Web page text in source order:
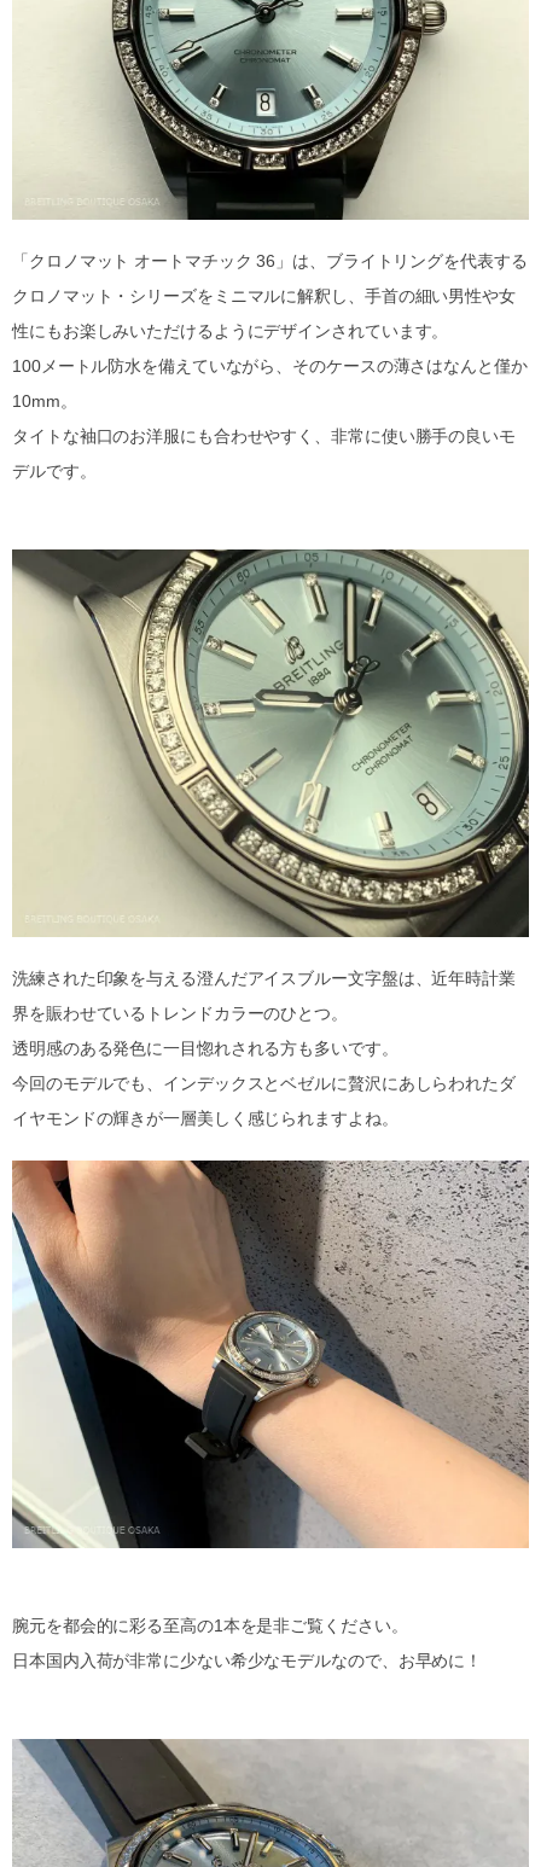
「クロノマット オートマチック 36」は、ブライトリングを代表する
クロノマット・シリーズをミニマルに解釈し、手首の細い男性や女
性にもお楽しみいただけるようにデザインされています。
100メートル防水を備えていながら、そのケースの薄さはなんと僅か
10mm。
タイトな袖口のお洋服にも合わせやすく、非常に使い勝手の良いモ
デルです。
洗練された印象を与える澄んだアイスブルー文字盤は、近年時計業
界を賑わせているトレンドカラーのひとつ。
透明感のある発色に一目惚れされる方も多いです。
今回のモデルでも、インデックスとベゼルに贅沢にあしらわれたダ
イヤモンドの輝きが一層美しく感じられますよね。
腕元を都会的に彩る至高の1本を是非ご覧ください。
日本国内入荷が非常に少ない希少なモデルなので、お早めに！